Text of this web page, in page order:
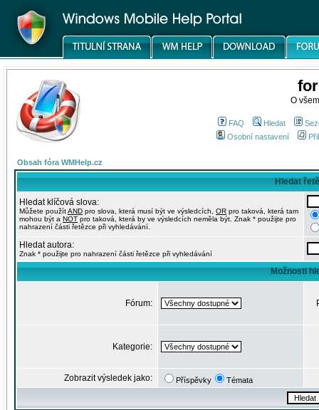
O
FAQ Hledat
Osobní nastavení
Obsah fóra WMHelp.cz
Hledat
Hledat klíčová slova:
Můžete použítAND pro slova, která musí být ve výsledcích, OR pro taková, která tam
mohou být a NOT pro taková, která by ve výsledcích neměla být. Znak * použijte pro
nahrazení části řetězce při vyhledávání.
Hledat autora:
Znak * použijte pro nahrazení části řetězce při vyhledávání
Možnosti
Fórum:
Kategorie:
Zobrazit výsledek jako: Příspěvky Témata